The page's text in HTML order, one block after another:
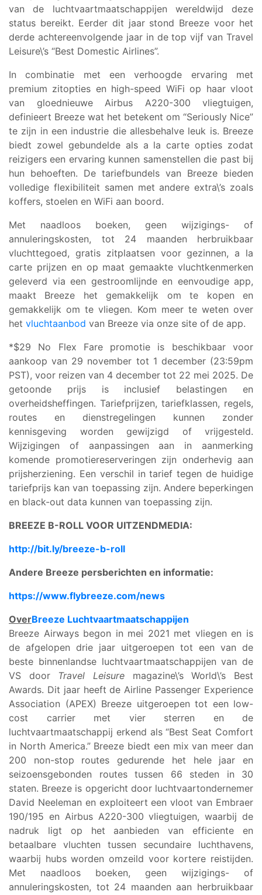
van de luchtvaartmaatschappijen wereldwijd deze
status bereikt. Eerder dit jaar stond Breeze voor het
derde achtereenvolgende jaar in de top vijf van Travel
Leisure\’s “Best Domestic Airlines”.
In combinatie met een verhoogde ervaring met
premium zitopties en high-speed WiFi op haar vloot
van gloednieuwe Airbus A220-300 vliegtuigen,
definieert Breeze wat het betekent om “Seriously Nice”
te zijn in een industrie die allesbehalve leuk is. Breeze
biedt zowel gebundelde als a la carte opties zodat
reizigers een ervaring kunnen samenstellen die past bij
hun behoeften. De tariefbundels van Breeze bieden
volledige flexibiliteit samen met andere extra\’s zoals
koffers, stoelen en WiFi aan boord.
Met naadloos boeken, geen wijzigings- of
annuleringskosten, tot 24 maanden herbruikbaar
vluchttegoed, gratis zitplaatsen voor gezinnen, a la
carte prijzen en op maat gemaakte vluchtkenmerken
geleverd via een gestroomlijnde en eenvoudige app,
maakt Breeze het gemakkelijk om te kopen en
gemakkelijk om te vliegen. Kom meer te weten over
het vluchtaanbod van Breeze via onze site of de app.
*$29 No Flex Fare promotie is beschikbaar voor
aankoop van 29 november tot 1 december (23:59pm
PST), voor reizen van 4 december tot 22 mei 2025. De
getoonde prijs is inclusief belastingen en
overheidsheffingen. Tariefprijzen, tariefklassen, regels,
routes en dienstregelingen kunnen zonder
kennisgeving worden gewijzigd of vrijgesteld.
Wijzigingen of aanpassingen aan in aanmerking
komende promotiereserveringen zijn onderhevig aan
prijsherziening. Een verschil in tarief tegen de huidige
tariefprijs kan van toepassing zijn. Andere beperkingen
en black-out data kunnen van toepassing zijn.
BREEZE B-ROLL VOOR UITZENDMEDIA:
http://bit.ly/breeze-b-roll
Andere Breeze persberichten en informatie:
https://www.flybreeze.com/news
OverBreeze Luchtvaartmaatschappijen
Breeze Airways begon in mei 2021 met vliegen en is
de afgelopen drie jaar uitgeroepen tot een van de
beste binnenlandse luchtvaartmaatschappijen van de
VS door Travel Leisure magazine\’s World\’s Best
Awards. Dit jaar heeft de Airline Passenger Experience
Association (APEX) Breeze uitgeroepen tot een low-
cost carrier met vier sterren en de
luchtvaartmaatschappij erkend als “Best Seat Comfort
in North America.” Breeze biedt een mix van meer dan
200 non-stop routes gedurende het hele jaar en
seizoensgebonden routes tussen 66 steden in 30
staten. Breeze is opgericht door luchtvaartondernemer
David Neeleman en exploiteert een vloot van Embraer
190/195 en Airbus A220-300 vliegtuigen, waarbij de
nadruk ligt op het aanbieden van efficiente en
betaalbare vluchten tussen secundaire luchthavens,
waarbij hubs worden omzeild voor kortere reistijden.
Met naadloos boeken, geen wijzigings- of
annuleringskosten, tot 24 maanden aan herbruikbaar